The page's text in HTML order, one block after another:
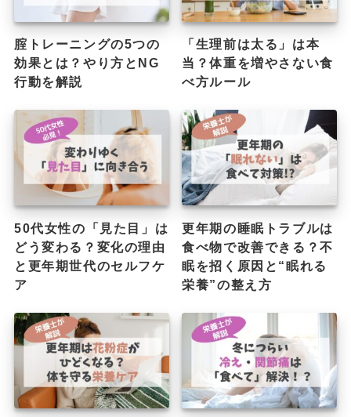
腟トレーニングの5つの
効果とは？やり方とNG
行動を解説
「生理前は太る」は本
当？体重を増やさない食
べ方ルール
50代女性の「見た目」は
どう変わる？変化の理由
と更年期世代のセルフケ
ア
更年期の睡眠トラブルは
食べ物で改善できる？不
眠を招く原因と“眠れる
栄養”の整え方